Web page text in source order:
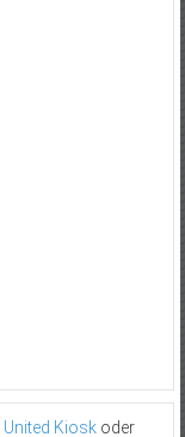
United Kioskoder